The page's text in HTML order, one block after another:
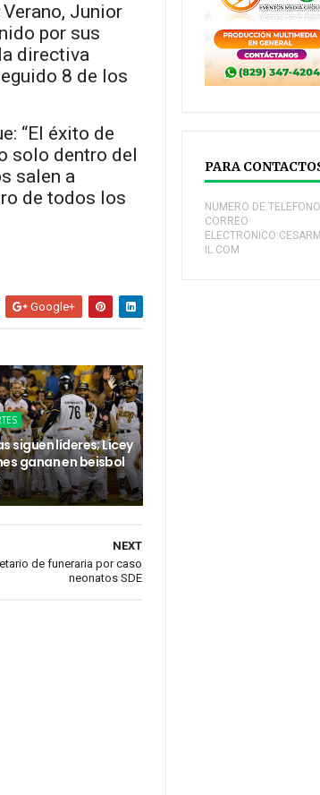
Junior
por sus
directiva
8 de los
“El éxito de
solo dentro del
salen a
de todos los
Google+
siguen líderes; Licey
ganan en beisbol
NEXT
de funeraria por caso
neonatos SDE
PARA
NUMERO DE
CORREO
IL.COM